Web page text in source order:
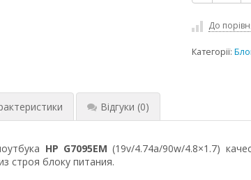
До
Категорії:
Відгуки (0)
HP G7095EM(19v/4.74a/90w/4.8×1.7)
строя блоку питания.